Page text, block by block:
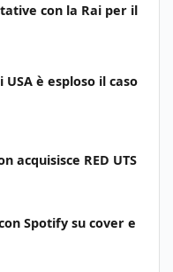
con la Rai per il
è esploso il caso
acquisisce RED UTS
Spotify su cover e